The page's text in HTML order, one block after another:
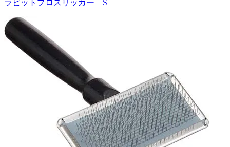
ラビットプロスリッカー S